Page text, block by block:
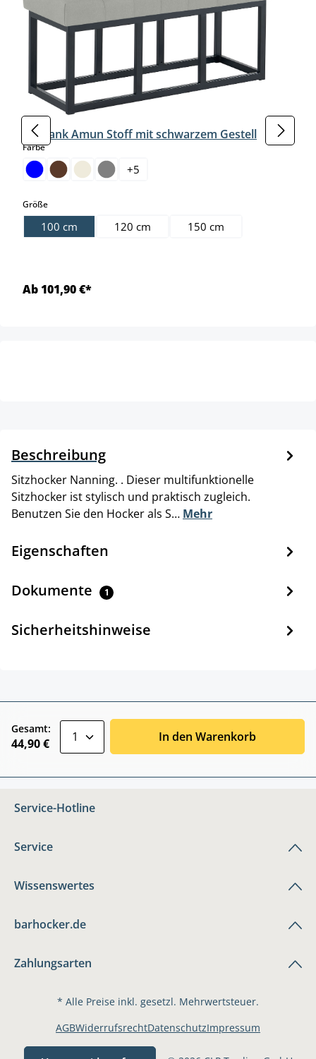
Sitzbank Amun Stoff mit schwarzem Gestell
Farbeauswählen
+5
Größeauswählen
100 cm 120 cm 150 cm
Ab 101,90 €*
Beschreibung
Sitzhocker Nanning. . Dieser multifunktionelle
Sitzhocker ist stylisch und praktisch zugleich.
Benutzen Sie den Hocker als S… Mehr
Eigenschaften
Dokumente 1
Sicherheitshinweise
Gesamt:
44,90 € In den Warenkorb
Service-Hotline
Service
Wissenswertes
barhocker.de
Zahlungsarten
* Alle Preise inkl. gesetzl. Mehrwertsteuer.
AGBWiderrufsrechtDatenschutzImpressum